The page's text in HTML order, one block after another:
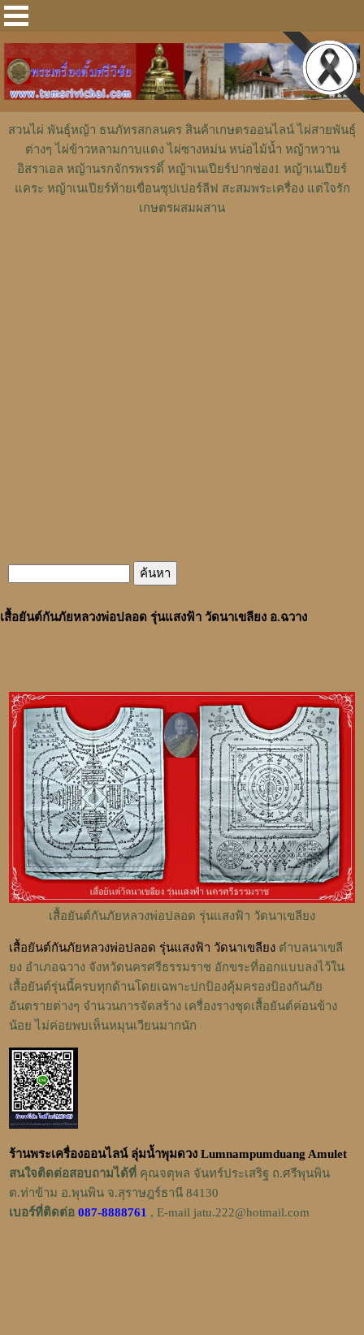
สวนไผ่ พันธุ์หญ้า ธนภัทรสกลนคร สินค้าเกษตรออนไลน์ ไผ่สายพันธุ์
ต่างๆ ไผ่ข้าวหลามกาบแดง ไผ่ซางหม่น หน่อไม้น้ำ หญ้าหวาน
อิสราเอล หญ้านรกจักรพรรดิ์ หญ้าเนเปียร์ปากช่อง1 หญ้าเนเปียร์
แคระ หญ้าเนเปียร์ท้ายเขื่อนซุปเปอร์ลีฟ สะสมพระเครื่อง แต่ใจรัก
เกษตรผสมผสาน
เสื้อยันต์กันภัยหลวงพ่อปลอด รุ่นแสงฟ้า วัดนาเขลียง อ.ฉวาง
เสื้อยันต์กันภัยหลวงพ่อปลอด รุ่นแสงฟ้า วัดนาเขลียง
เสื้อยันต์กันภัยหลวงพ่อปลอด รุ่นแสงฟ้า วัดนาเขลียง ตำบลนาเขลี
ยง อำเภอฉวาง จังหวัดนครศรีธรรมราช อักขระที่ออกแบบลงไว้ใน
เสื้อยันต์รุ่นนี้ครบทุกด้านโดยเฉพาะปกป้องคุ้มครองป้องกันภัย
อันตรายต่างๆ จำนวนการจัดสร้าง เครื่องรางชุดเสื้อยันต์ค่อนข้าง
น้อย ไม่ค่อยพบเห็นหมุนเวียนมากนัก
ร้านพระเครื่องออนไลน์ ลุ่มน้ำพุมดวง Lumnampumduang Amulet
สนใจติดต่อสอบถามได้ที่ คุณจตุพล จันทร์ประเสริฐ ถ.ศรีพุนพิน
ต.ท่าข้าม อ.พุนพิน จ.สุราษฎร์ธานี 84130
เบอร์ที่ติดต่อ 087-8888761 , E-mail jatu.222@hotmail.com